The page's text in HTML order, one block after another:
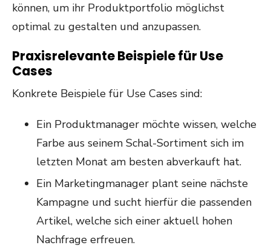
können, um ihr Produktportfolio möglichst
optimal zu gestalten und anzupassen.
Praxisrelevante Beispiele für Use
Cases
Konkrete Beispiele für Use Cases sind:
Ein Produktmanager möchte wissen, welche
Farbe aus seinem Schal-Sortiment sich im
letzten Monat am besten abverkauft hat.
Ein Marketingmanager plant seine nächste
Kampagne und sucht hierfür die passenden
Artikel, welche sich einer aktuell hohen
Nachfrage erfreuen.